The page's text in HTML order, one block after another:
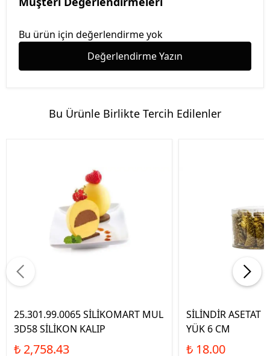
Bu ürün için değerlendirme yok
Değerlendirme Yazın
Bu Ürünle Birlikte Tercih Edilenler
25.301.99.0065 SİLİKOMART MUL
3D58 SİLİKON KALIP
₺ 2,758.43
SİLİNDİR ASETAT
YÜK 6 CM
₺ 18.00